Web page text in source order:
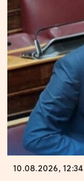
10.08.2026, 12:34